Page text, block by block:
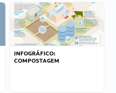
INFOGRÁFICO:
COMPOSTAGEM